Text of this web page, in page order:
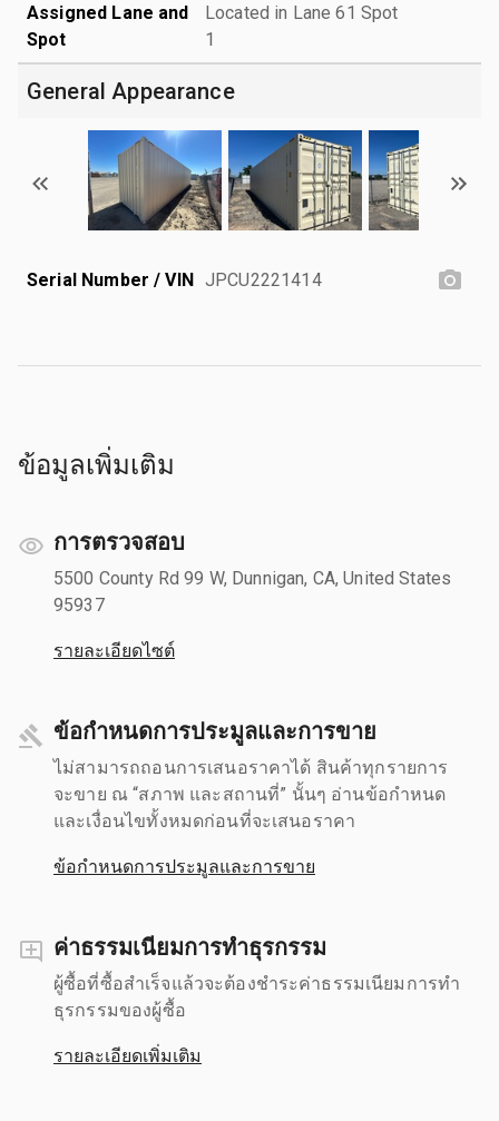
Assigned Lane and
Spot
Located in Lane 61 Spot
1
General Appearance
Serial Number / VIN JPCU2221414
ข้อมูลเพิ่มเติม
การตรวจสอบ
5500 County Rd 99 W, Dunnigan, CA, United States
95937
รายละเอียดไซต์
ข้อกำหนดการประมูลและการขาย
ไม่สามารถถอนการเสนอราคาได้ สินค้าทุกรายการ
จะขาย ณ “สภาพ และสถานที่” นั้นๆ อ่านข้อกำหนด
และเงื่อนไขทั้งหมดก่อนที่จะเสนอราคา
ข้อกำหนดการประมูลและการขาย
ค่าธรรมเนียมการทำธุรกรรม
ผู้ซื้อที่ซื้อสำเร็จแล้วจะต้องชำระค่าธรรมเนียมการทำ
ธุรกรรมของผู้ซื้อ
รายละเอียดเพิ่มเติม